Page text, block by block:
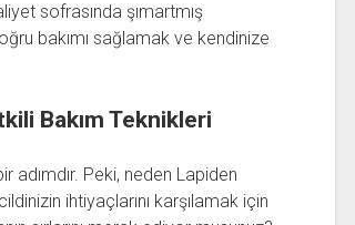
sofrasında şımartmış
bakımı sağlamak ve kendinize
Bakım Teknikleri
adımdır. Peki, neden Lapiden
ihtiyaçlarını karşılamak için